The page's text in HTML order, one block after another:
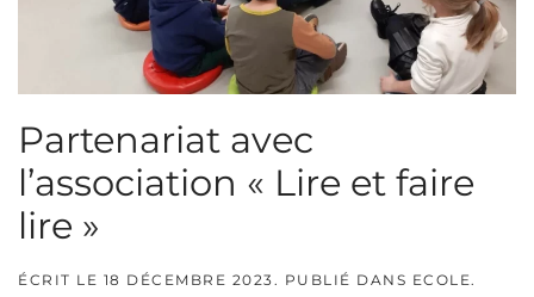
Partenariat avec
l’association « Lire et faire
lire »
ÉCRIT LE 18 DÉCEMBRE 2023. PUBLIÉ DANS ECOLE.